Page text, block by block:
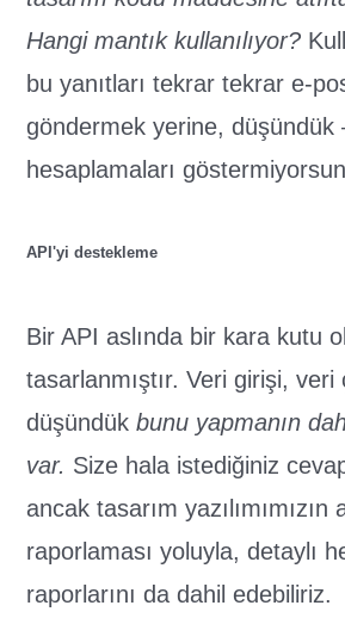
Hangi mantık kullanılıyor?
bu yanıtları tekrar tekrar e-
göndermek yerine, düşündük
hesaplamaları
API'yi destekleme
Bir API aslında bir kara kutu
tasarlanmıştır. Veri girişi, veri
düşündükbunu yapmanın
var. Size hala istediğiniz
ancak tasarım yazılımımızın
raporlaması yoluyla, detaylı
raporlarını da dahil edebiliriz.